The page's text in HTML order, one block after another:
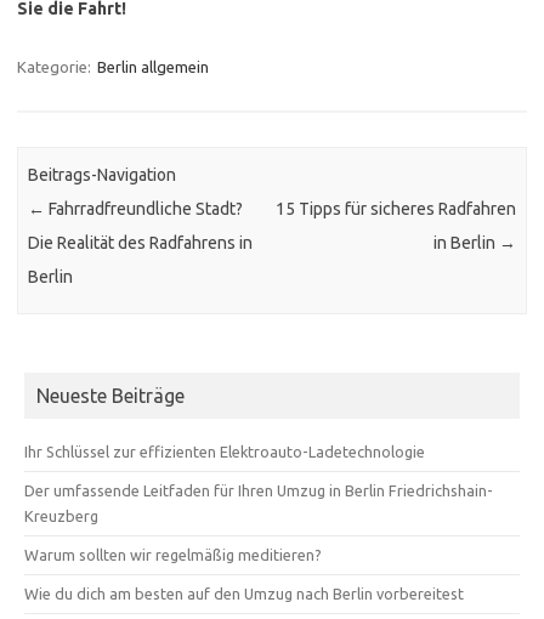
Sie die Fahrt!
Kategorie: Berlin allgemein
Beitrags-Navigation
← Fahrradfreundliche Stadt?
Die Realität des Radfahrens in
Berlin
15 Tipps für sicheres Radfahren
in Berlin →
Neueste Beiträge
Ihr Schlüssel zur effizienten Elektroauto-Ladetechnologie
Der umfassende Leitfaden für Ihren Umzug in Berlin Friedrichshain-
Kreuzberg
Warum sollten wir regelmäßig meditieren?
Wie du dich am besten auf den Umzug nach Berlin vorbereitest